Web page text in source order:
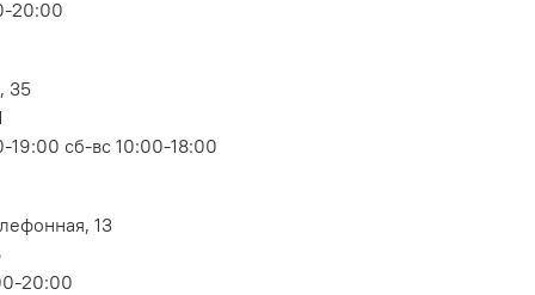
20:00
35
19:00 сб-вс 10:00-18:00
13
20:00